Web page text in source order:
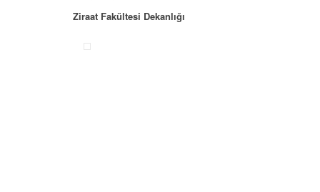
Ziraat Fakültesi Dekanlığı